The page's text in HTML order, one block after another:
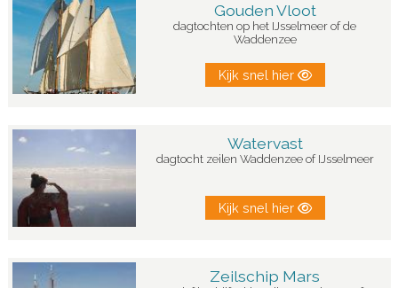
Gouden Vloot
dagtochten op het IJsselmeer of de
Waddenzee
Kijk snel hier
Watervast
dagtocht zeilen Waddenzee of IJsselmeer
Kijk snel hier
Zeilschip Mars